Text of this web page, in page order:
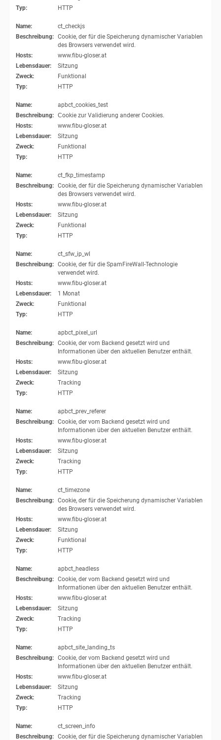
Typ:
HTTP
Name:
ct_checkjs
Beschreibung: Cookie, der für die Speicherung dynamischer Variablen
des Browsers verwendet wird.
Hosts:
www.fibu-gloser.at
Lebensdauer:
Sitzung
Zweck:
Funktional
Typ:
HTTP
Name:
apbct_cookies_test
Beschreibung: Сookie zur Validierung anderer Cookies.
Hosts:
www.fibu-gloser.at
Lebensdauer:
Sitzung
Zweck:
Funktional
Typ:
HTTP
Name:
ct_fkp_timestamp
Beschreibung: Cookie, der für die Speicherung dynamischer Variablen
des Browsers verwendet wird.
Hosts:
www.fibu-gloser.at
Lebensdauer:
Sitzung
Zweck:
Funktional
Typ:
HTTP
Name:
ct_sfw_ip_wl
Beschreibung: Cookie, der für die SpamFireWall-Technologie
verwendet wird.
Hosts:
www.fibu-gloser.at
Lebensdauer:
1 Monat
Zweck:
Funktional
Typ:
HTTP
Name:
apbct_pixel_url
Beschreibung: Cookie, der vom Backend gesetzt wird und
Informationen über den aktuellen Benutzer enthält.
Hosts:
www.fibu-gloser.at
Lebensdauer:
Sitzung
Zweck:
Tracking
Typ:
HTTP
Name:
apbct_prev_referer
Beschreibung: Cookie, der vom Backend gesetzt wird und
Informationen über den aktuellen Benutzer enthält.
Hosts:
www.fibu-gloser.at
Lebensdauer:
Sitzung
Zweck:
Tracking
Typ:
HTTP
Name:
ct_timezone
Beschreibung: Cookie, der für die Speicherung dynamischer Variablen
des Browsers verwendet wird.
Hosts:
www.fibu-gloser.at
Lebensdauer:
Sitzung
Zweck:
Funktional
Typ:
HTTP
Name:
apbct_headless
Beschreibung: Cookie, der vom Backend gesetzt wird und
Informationen über den aktuellen Benutzer enthält.
Hosts:
www.fibu-gloser.at
Lebensdauer:
Sitzung
Zweck:
Tracking
Typ:
HTTP
Name:
apbct_site_landing_ts
Beschreibung: Cookie, der vom Backend gesetzt wird und
Informationen über den aktuellen Benutzer enthält.
Hosts:
www.fibu-gloser.at
Lebensdauer:
Sitzung
Zweck:
Tracking
Typ:
HTTP
Name:
ct_screen_info
Beschreibung: Cookie, der für die Speicherung dynamischer Variablen